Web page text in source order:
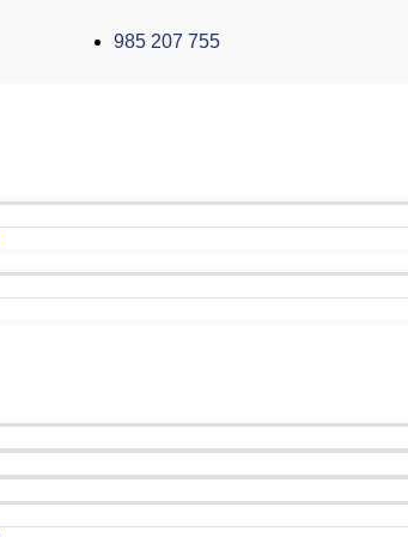
985 207 755